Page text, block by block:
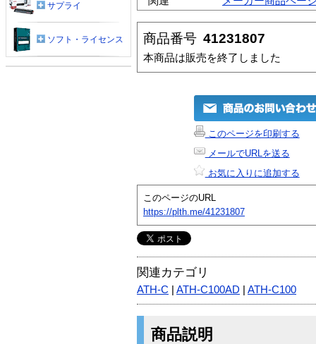
商品番号 41231807
本商品は販売を終了しました
このページを印刷する
メールでURLを送る
お気に入りに追加する
このページのURL
https://plth.me/41231807
関連カテゴリ
ATH-C ATH-C100AD ATH-C100
商品説明
サプライ
ソフト・ライセンス